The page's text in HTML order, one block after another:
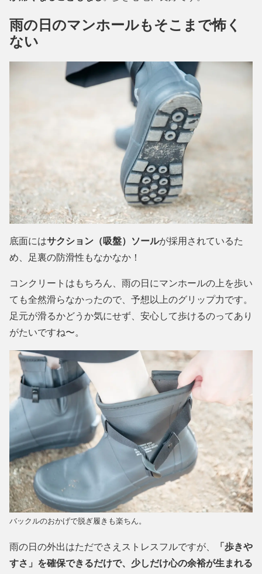
雨の日のマンホールもそこまで怖く
ない
底面にはサクション（吸盤）ソールが採用されているた
め、足裏の防滑性もなかなか！
コンクリートはもちろん、雨の日にマンホールの上を歩い
ても全然滑らなかったので、予想以上のグリップ力です。
足元が滑るかどうか気にせず、安心して歩けるのってあり
がたいですね〜。
バックルのおかげで脱ぎ履きも楽ちん。
雨の日の外出はただでさえストレスフルですが、
「歩きや
すさ」を確保できるだけで、少しだけ心の余裕が生まれる